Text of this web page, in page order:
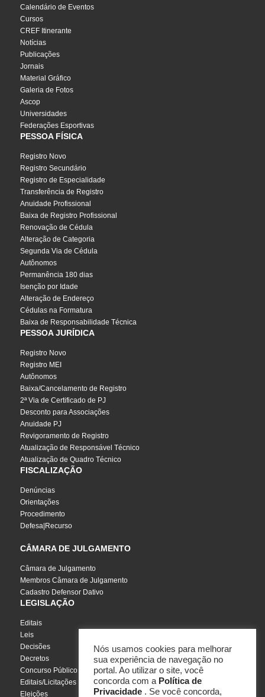
Calendário de Eventos
Cursos
CREF Itinerante
Notícias
Publicações
Jornais
Material Gráfico
Galeria de Fotos
Ascop
Universidades
Federações Esportivas
PESSOA FÍSICA
Registro Novo
Registro Secundário
Registro de Especialidade
Transferência de Registro
Anuidade Profissional
Baixa de Registro Profissional
Renovação de Cédula
Alteração de Categoria
Segunda Via de Cédula
Autônomos
Permanência 180 dias
Isenção por Idade
Alteração de Endereço
Cédulas na Formatura
Baixa de Responsabilidade Técnica
PESSOA JURÍDICA
Registro Novo
Registro MEI
Autônomos
Baixa/Cancelamento de Registro
2ª Via de Certificado de PJ
Desconto para Associações
Anuidade PJ
Revigoramento de Registro
Atualização de Responsável Técnico
Atualização de Quadro Técnico
FISCALIZAÇÃO
Denúncias
Orientações
Procedimento
Defesa|Recurso
CÂMARA DE JULGAMENTO
Câmara de Julgamento
Membros Câmara de Julgamento
Cadastro Defensor Dativo
LEGISLAÇÃO
Editais
Leis
Decisões
Decretos
Concurso Público
Editais/Licitações
Eleições
Nós usamos cookies para melhorar
sua experiência de navegação no
portal. Ao utilizar o site, você
concorda com a Política de
Privacidade . Se você concorda,